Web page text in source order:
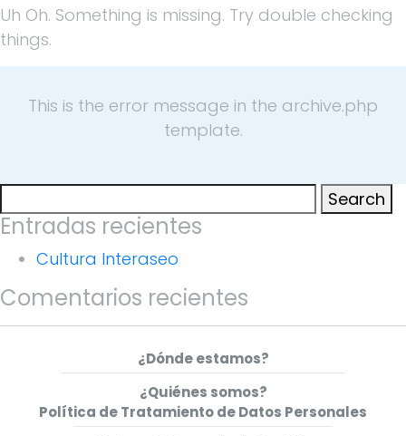
Uh Oh. Something is missing. Try double checking
things.
This is the error message in the archive.php
template.
for:
Search
Entradas recientes
Cultura Interaseo
Comentarios recientes
¿Dónde estamos?
¿Quiénes somos?
Política de Tratamiento de Datos Personales